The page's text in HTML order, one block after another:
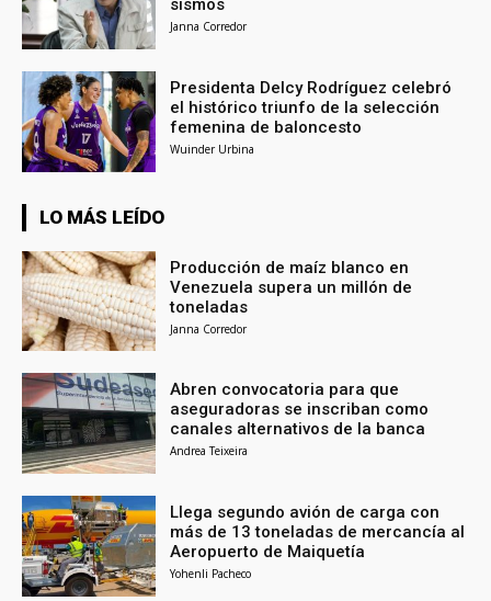
sismos
Janna Corredor
Presidenta Delcy Rodríguez celebró
el histórico triunfo de la selección
femenina de baloncesto
Wuinder Urbina
LO MÁS LEÍDO
Producción de maíz blanco en
Venezuela supera un millón de
toneladas
Janna Corredor
Abren convocatoria para que
aseguradoras se inscriban como
canales alternativos de la banca
Andrea Teixeira
Llega segundo avión de carga con
más de 13 toneladas de mercancía al
Aeropuerto de Maiquetía
Yohenli Pacheco